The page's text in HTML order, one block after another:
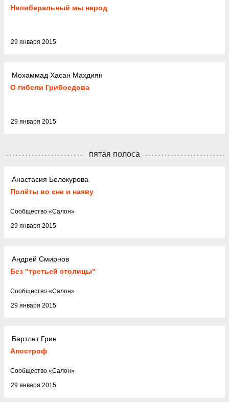
Нелиберальный мы народ
29 января 2015
Мохаммад Хасан Махдиян
О гибели Грибоедова
29 января 2015
пятая полоса
Анастасия Белокурова
Полёты во сне и наяву
29 января 2015
Cообщество «Салон»
Андрей Смирнов
Без "третьей столицы"
29 января 2015
Cообщество «Салон»
Бартлет Грин
Апостроф
29 января 2015
Cообщество «Салон»